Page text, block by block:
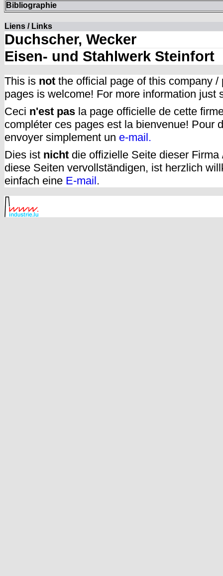
Bibliographie
Liens / Links
Duchscher, Wecker
Eisen- und Stahlwerk Steinfort
This is not the official page of this company
pages is welcome! For more information just
Ceci n'est pas la page officielle de cette
compléter ces pages est la bienvenue! Pour
envoyer simplement un e-mail.
Dies ist nicht die offizielle Seite dieser
diese Seiten vervollständigen, ist herzlich
einfach eine E-mail.